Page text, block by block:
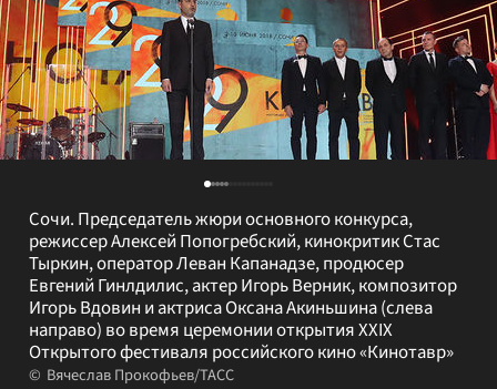
Сочи. Председатель жюри основного конкурса,
режиссер Алексей Попогребский, кинокритик Стас
Тыркин, оператор Леван Капанадзе, продюсер
Евгений Гинлдилис, актер Игорь Верник, композитор
Игорь Вдовин и актриса Оксана Акиньшина (слева
направо) во время церемонии открытия XXIX
Открытого фестиваля российского кино «Кинотавр»
Вячеслав Прокофьев/ТАСС